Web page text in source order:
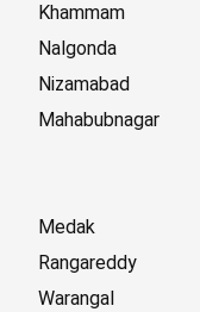
Khammam
Nalgonda
Nizamabad
Mahabubnagar
Medak
Rangareddy
Warangal